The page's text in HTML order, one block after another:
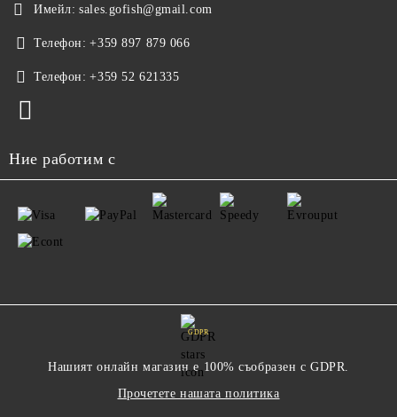
Имейл: sales.gofish@gmail.com
Телефон: +359 897 879 066
Телефон: +359 52 621335
Ние работим с
GDPR
Нашият онлайн магазин е 100% съобразен с GDPR.
Прочетете нашата политика